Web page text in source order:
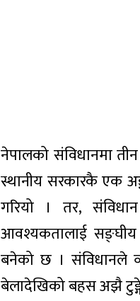
नेपालको संविधानमा
स्थानीय सरकारकै एक
गरियो । तर,
आवश्यकतालाई सङ्घीय
बनेको छ । संविधानले
बेलादेखिको बहस अझै